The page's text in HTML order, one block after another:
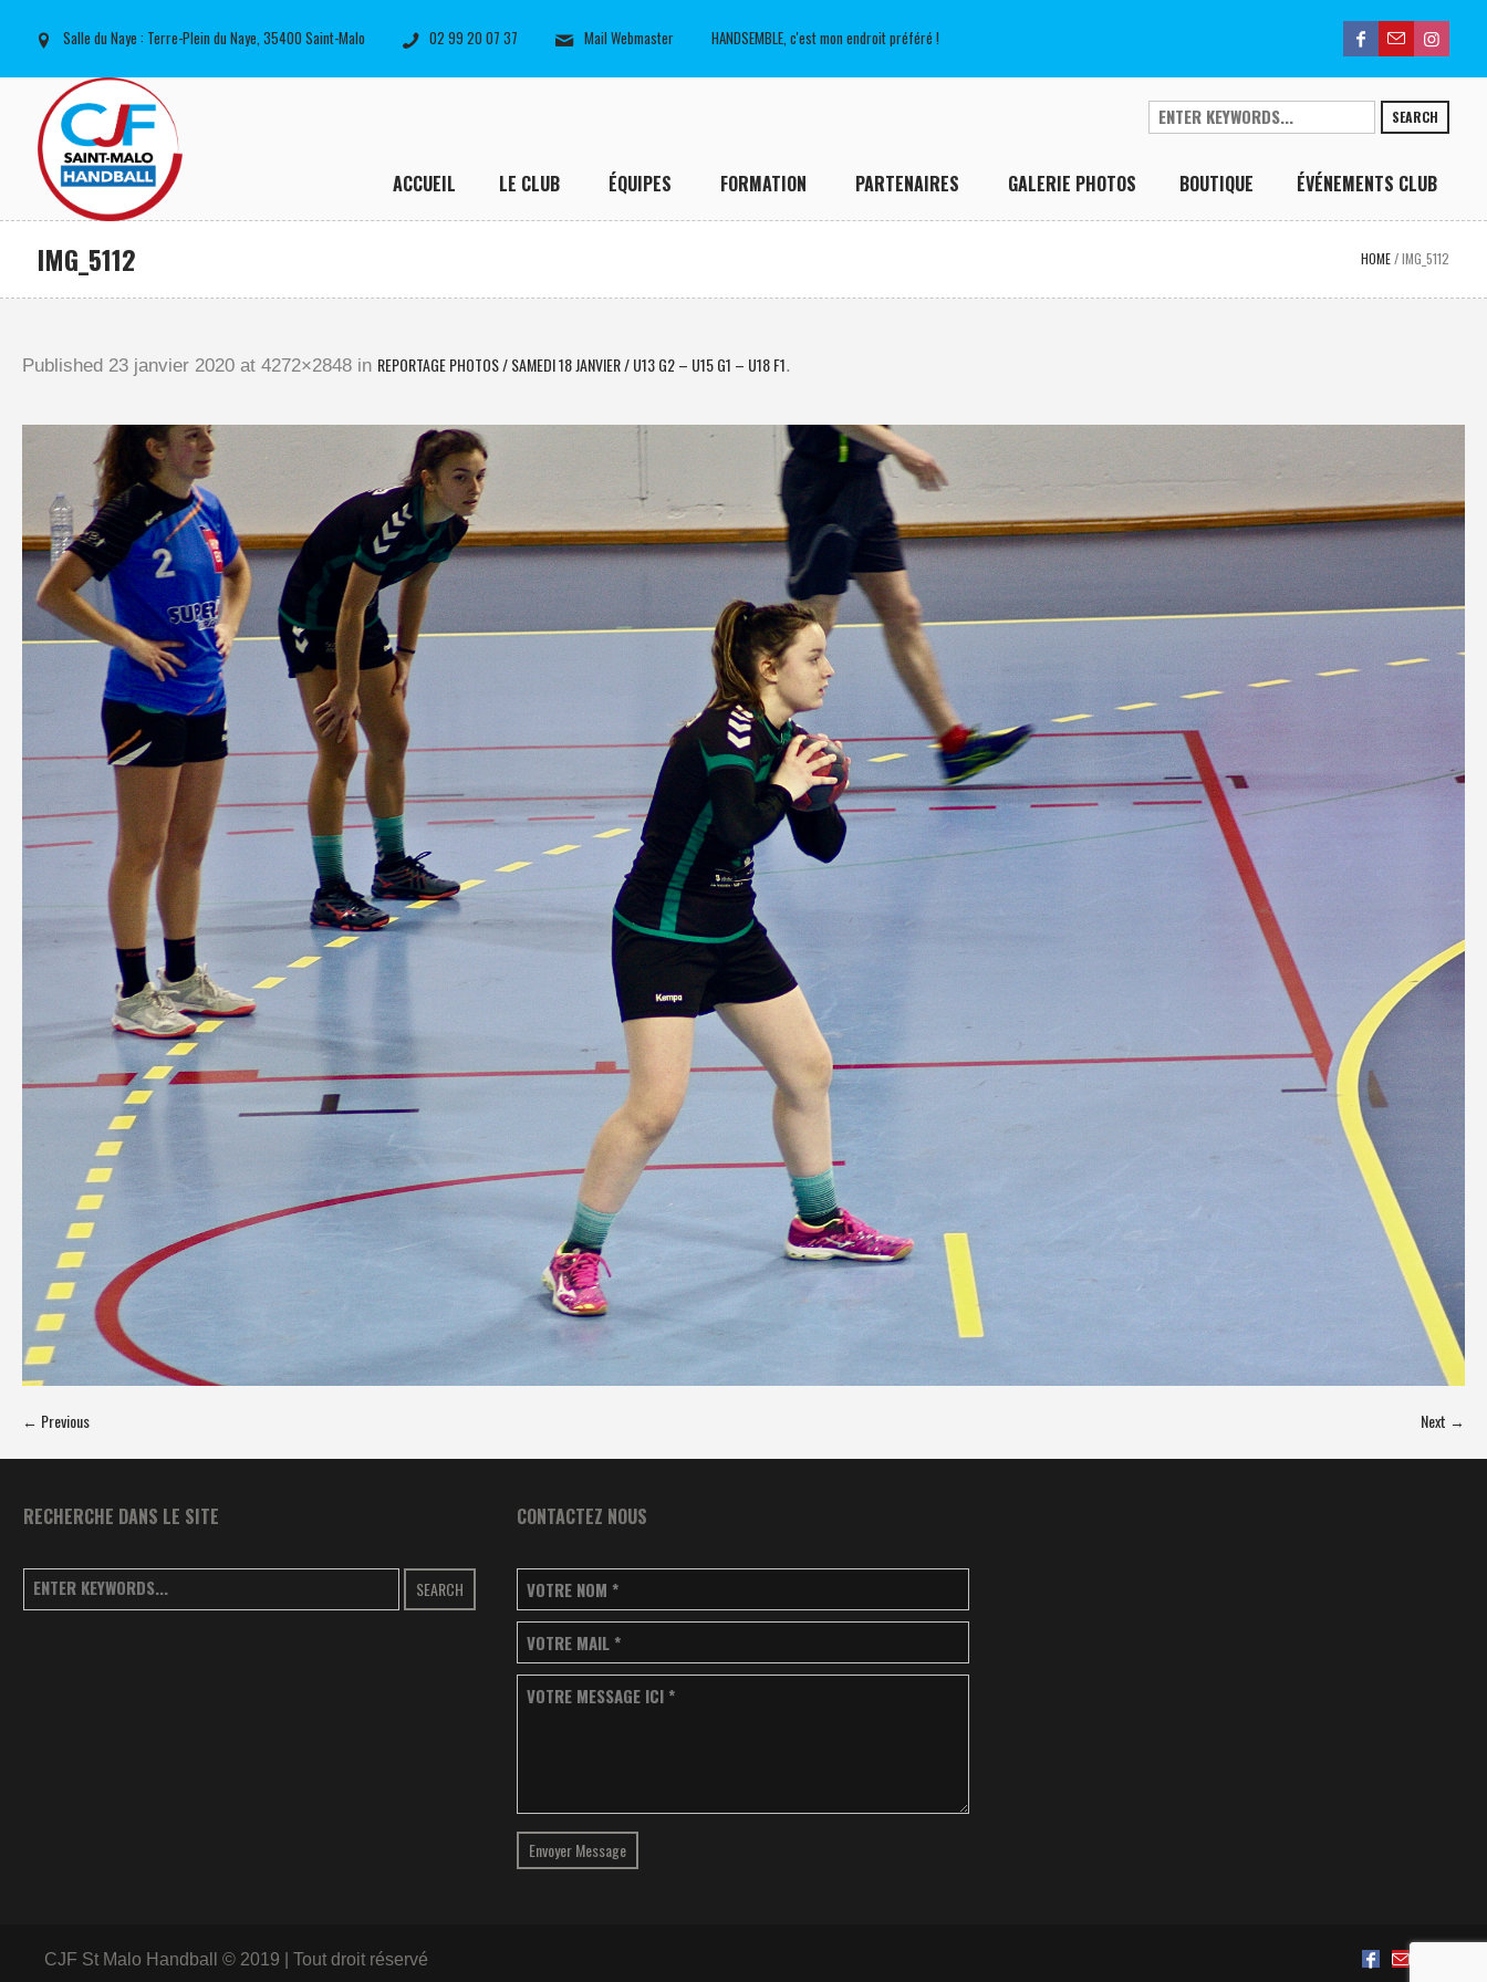
Salle du Naye : Terre-Plein du Naye, 35400 Saint-Malo 02 99 20 07 37 Mail Webmaster HANDSEMBLE, c'est mon endroit préféré !
SEARCH
ACCUEIL LE CLUB ÉQUIPES FORMATION PARTENAIRES GALERIE PHOTOS BOUTIQUE ÉVÉNEMENTS CLUB
IMG_5112 HOME /IMG_5112
Published 23 janvier 2020 at 4272×2848 in REPORTAGE PHOTOS / SAMEDI 18 JANVIER / U13 G2 – U15 G1 – U18 F1.
← Previous Next →
RECHERCHE DANS LE SITE
SEARCH
CONTACTEZ NOUS
VOTRE NOM *
VOTRE MAIL *
VOTRE MESSAGE ICI *
Envoyer Message
CJF St Malo Handball © 2019 | Tout droit réservé